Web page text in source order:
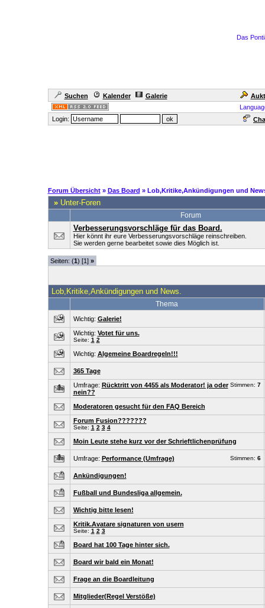
Das
Suchen Kalender Galerie
Login:
Forum Übersicht » Das Board » Lob,Kritike,Ankündigungen und
»Unter-Foren
Forum
Verbesserungsvorschläge für das Board.
Hier könnt ihr eure Verbesserungsvorschläge reinschreiben.
Sie werden gerne bearbeitet sowie dies Möglich ist.
Seiten: (1) [1] »
Lob,Kritike,Ankündigungen und News.
Thema
Wichtig: Galerie!
Wichtig: Votet für uns.
Seite: 1 2
Wichtig: Algemeine Boardregeln!!!
365 Tage
Stimmen: 7
Umfrage: Rücktritt von 4455 als Moderator! ja oder
nein??
Moderatoren gesucht für den FAQ Bereich
Forum Fusion???????
Seite: 1 2 3 4
Moin Leute stehe kurz vor der Schrieftlichenprüfung
Stimmen: 6
Umfrage: Performance (Umfrage)
Ankündigungen!
Fußball und Bundesliga allgemein.
Wichtig bitte lesen!
Kritik.Avatare signaturen von usern
Seite: 1 2 3
Board hat 100 Tage hinter sich.
Board wir bald ein Monat!
Frage an die Boardleitung
Mitglieder(Regel Verstöße)